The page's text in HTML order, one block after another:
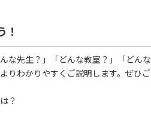
！
な先生？」「どんな教室？」「どん
りわかりやすくご説明します。ぜひ
？